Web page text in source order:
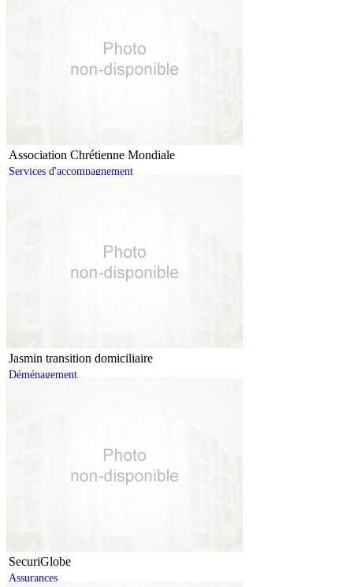
Association Chrétienne Mondiale
Services d'accompagnement
Jasmin transition domiciliaire
Déménagement
SecuriGlobe
Assurances